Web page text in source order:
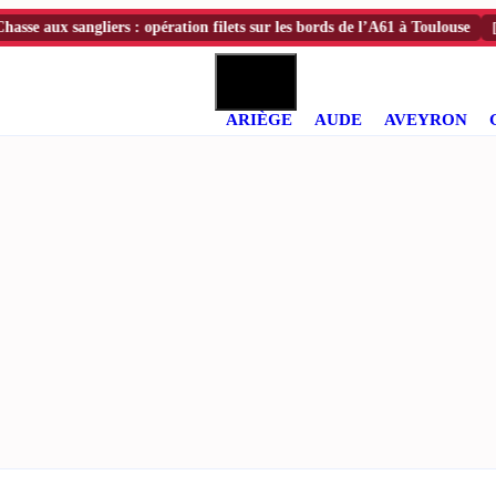
sangliers : opération filets sur les bords de l’A61 à Toulouse [08:50]
ARIÈGE AUDE AVEYRON